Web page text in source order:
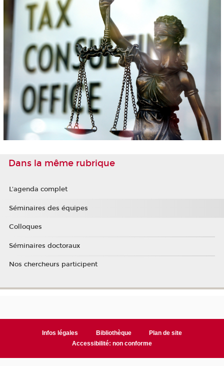
Dans la même rubrique
L'agenda complet
Séminaires des équipes
Colloques
Séminaires doctoraux
Nos chercheurs participent
Infos légales Bibliothèque
Plan de site
Accessibilité: non conforme